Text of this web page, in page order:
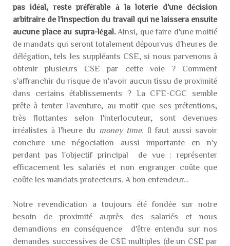
pas idéal, reste préférable à la loterie d'une décision
arbitraire de l'inspection du travail qui ne laissera ensuite
aucune place au supra-légal.Ainsi, que faire d'une moitié
de mandats qui seront totalement dépourvus d'heures de
délégation, tels les suppléants CSE, si nous parvenons à
obtenir plusieurs CSE par cette voie ? Comment
s'affranchir du risque de n'avoir aucun tissu de proximité
dans certains établissements ? La CFE-CGC semble
prête à tenter l'aventure, au motif que ses prétentions,
très flottantes selon l'interlocuteur, sont devenues
irréalistes à l'heure du
money time. Il faut aussi savoir
conclure une négociation aussi importante en n'y
perdant pas l'objectif principal de vue : représenter
efficacement les salariés et non engranger coûte que
coûte les mandats protecteurs. A bon entendeur...
Notre revendication a toujours été fondée sur notre
besoin de proximité auprès des salariés et nous
demandions en conséquence d'être entendu sur nos
demandes successives de CSE multiples (de un CSE par